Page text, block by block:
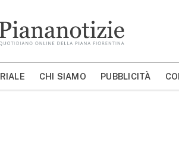
NASCONDI CERCA
CHI SIAMO PUBBLICITÀ